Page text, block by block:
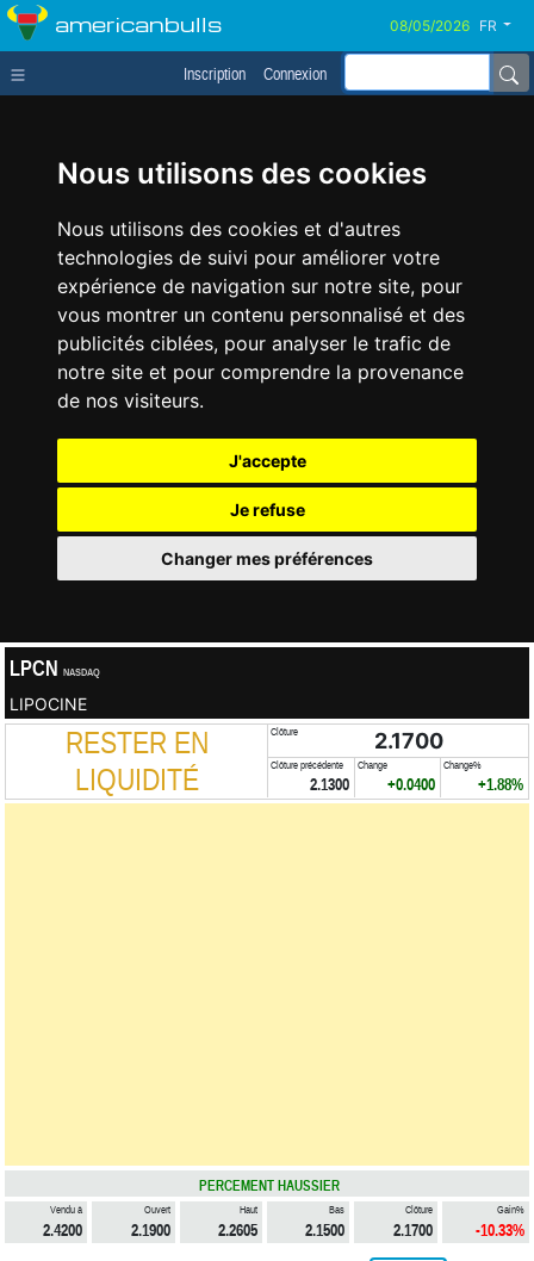
Nous utilisons des cookies
Nous utilisons des cookies et d'autres
technologies de suivi pour améliorer votre
expérience de navigation sur notre site, pour
vous montrer un contenu personnalisé et des
publicités ciblées, pour analyser le trafic de
notre site et pour comprendre la provenance
de nos visiteurs.
J'accepte
Je refuse
Changer mes préférences
americanbulls FR
Inscription Connexion
LPCN NASDAQ
LIPOCINE
RESTER EN
LIQUIDITÉ
Clôture 2.1700
Clôture précédente
2.1300
Change
+0.0400
Change%
+1.88%
PERCEMENT HAUSSIER
Vendu à
2.4200
Ouvert
2.1900
Haut
2.2605
Bas
2.1500
Clôture
2.1700
Gain%
-10.33%